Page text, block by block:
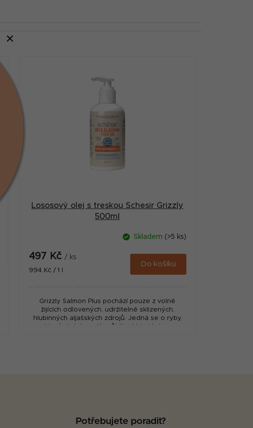
Lososový olej s treskou Schesir Grizzly
500ml
Skladem (>5 ks)
497 Kč / ks
Měrná
994 Kč / 1 l
Do košíku
Grizzly Salmon Plus pochází pouze z volně
žijících odlovených, udržitelně sklizených,
hlubinných aljašských zdrojů. Jedná se o ryby,
Potřebujete poradit?